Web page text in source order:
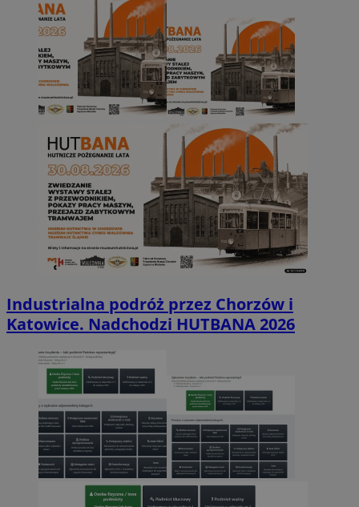
Industrialna podróż przez Chorzów i
Katowice. Nadchodzi HUTBANA 2026